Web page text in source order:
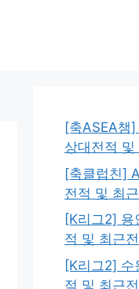
[축ASEA챔
상대전적
[축클럽친]
전적 및 최
[K리그2] 용
적 및 최근
[K리그2] 수
적 및 최근